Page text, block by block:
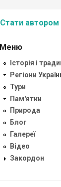
Стати автором
Меню
Історія і
Регіони
Тури
Пам'ятки
Природа
Блог
Галереї
Відео
Закордон